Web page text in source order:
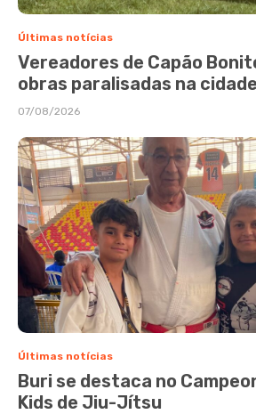
Últimas notícias
Vereadores de Capão
obras paralisadas na cidade
07/08/2026
Últimas notícias
Buri se destaca no
Kids de Jiu-Jítsu